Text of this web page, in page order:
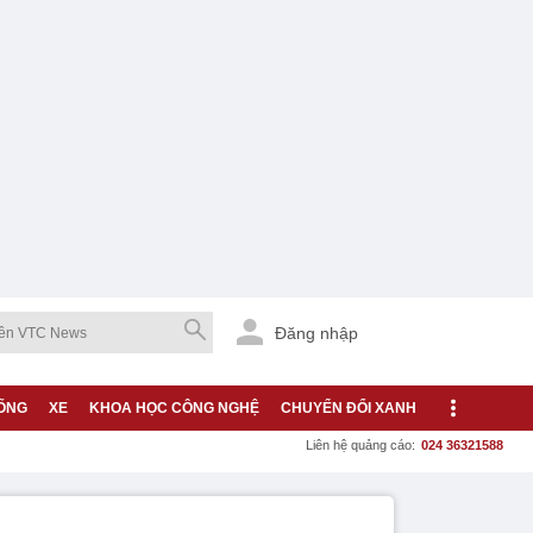
Đăng nhập
XE KHOA HỌC CÔNG NGHỆ CHUYỂN ĐỔI XANH
Liên hệ quảng cáo: 024 36321588